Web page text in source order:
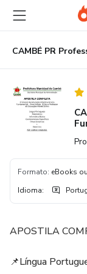
para
conteúdo
principal
para
pagamento
para
rodapé
Formato: eBooks
Idioma:
APOSTILA
📌Língua